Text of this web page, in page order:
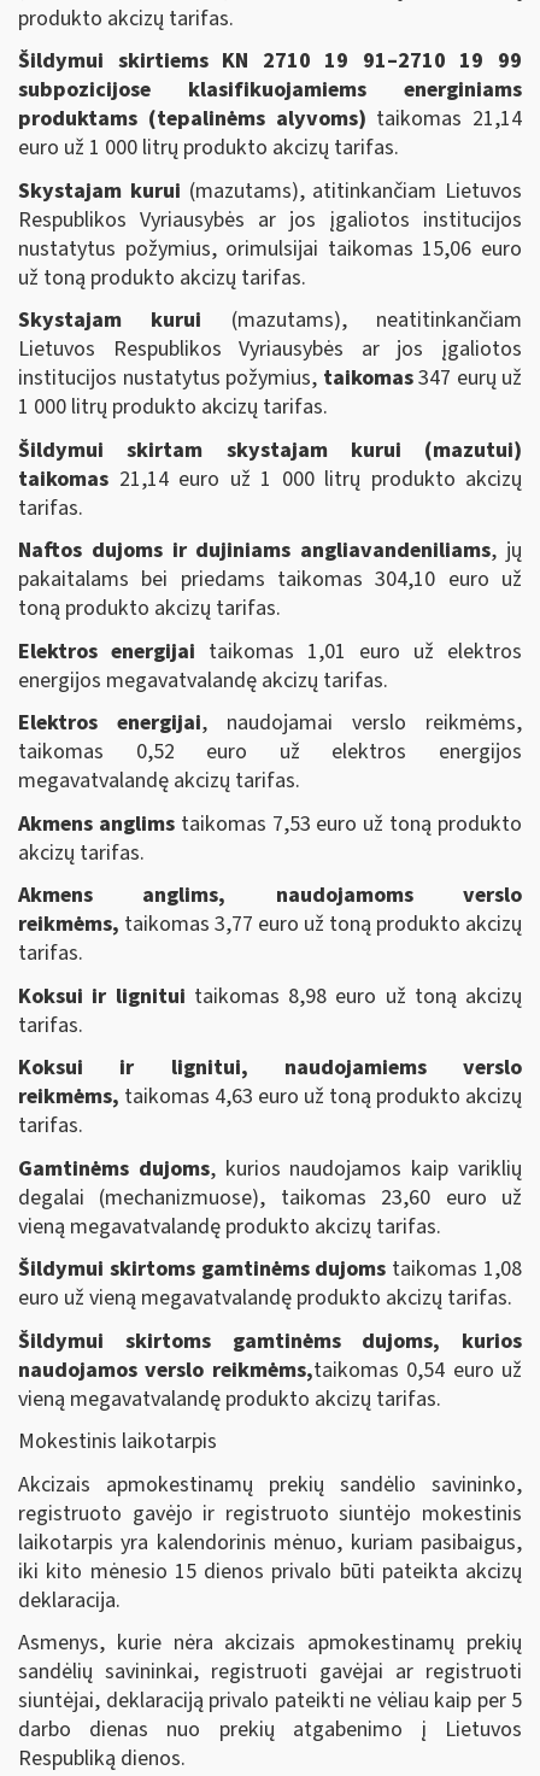
produkto akcizų tarifas.
Šildymui skirtiems KN 2710 19 91–2710 19 99
subpozicijose klasifikuojamiems energiniams
produktams (tepalinėms alyvoms) taikomas 21,14
euro už 1 000 litrų produkto akcizų tarifas.
Skystajam kurui (mazutams), atitinkančiam Lietuvos
Respublikos Vyriausybės ar jos įgaliotos institucijos
nustatytus požymius, orimulsijai taikomas 15,06 euro
už toną produkto akcizų tarifas.
Skystajam kurui (mazutams), neatitinkančiam
Lietuvos Respublikos Vyriausybės ar jos įgaliotos
institucijos nustatytus požymius, taikomas347 eurų už
1 000 litrų produkto akcizų tarifas.
Šildymui skirtam
skystajam kurui (mazutui)
taikomas 21,14 euro už 1 000 litrų produkto akcizų
tarifas.
Naftos dujoms ir dujiniams angliavandeniliams, jų
pakaitalams bei priedams taikomas 304,10 euro už
toną produkto akcizų tarifas.
Elektros energijai taikomas 1,01 euro už elektros
energijos megavatvalandę akcizų tarifas.
Elektros energijai, naudojamai verslo reikmėms,
taikomas 0,52 euro už elektros energijos
megavatvalandę akcizų tarifas.
Akmens anglimstaikomas 7,53 euro už toną produkto
akcizų tarifas.
Akmens anglims, naudojamoms verslo
reikmėms, taikomas 3,77 euro už toną produkto akcizų
tarifas.
Koksui ir lignitui taikomas 8,98 euro už toną akcizų
tarifas.
Koksui ir lignitui, naudojamiems verslo
reikmėms, taikomas 4,63 euro už toną produkto akcizų
tarifas.
Gamtinėms dujoms, kurios naudojamos kaip variklių
degalai (mechanizmuose), taikomas 23,60 euro už
vieną megavatvalandę produkto akcizų tarifas.
Šildymui skirtoms gamtinėms dujoms taikomas 1,08
euro už vieną megavatvalandę produkto akcizų tarifas.
Šildymui skirtoms gamtinėms dujoms, kurios
naudojamos verslo reikmėms,taikomas 0,54 euro už
vieną megavatvalandę produkto akcizų tarifas.
Mokestinis laikotarpis
Akcizais apmokestinamų prekių sandėlio savininko,
registruoto gavėjo ir registruoto siuntėjo mokestinis
laikotarpis yra kalendorinis mėnuo, kuriam pasibaigus,
iki kito mėnesio 15 dienos privalo būti pateikta akcizų
deklaracija.
Asmenys, kurie nėra akcizais apmokestinamų prekių
sandėlių savininkai, registruoti gavėjai ar registruoti
siuntėjai, deklaraciją privalo pateikti ne vėliau kaip per 5
darbo dienas nuo prekių atgabenimo į Lietuvos
Respubliką dienos.